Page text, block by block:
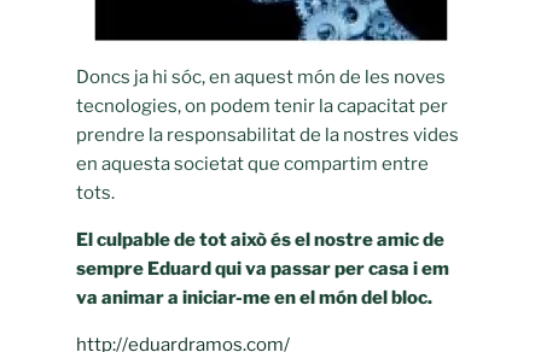
Doncs ja hi sóc, en aquest món de les noves
tecnologies, on podem tenir la capacitat per
prendre la responsabilitat de la nostres vides
en aquesta societat que compartim entre
tots.
El culpable de tot això és el nostre amic de
sempre Eduard qui va passar per casa i em
va animar a iniciar-me en el món del bloc.
http://eduardramos.com/